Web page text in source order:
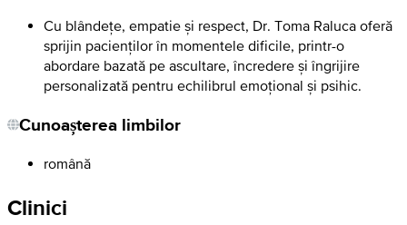
Cu blândețe, empatie și respect, Dr. Toma Raluca oferă
sprijin pacienților în momentele dificile, printr-o
abordare bazată pe ascultare, încredere și îngrijire
personalizată pentru echilibrul emoțional și psihic.
Cunoașterea limbilor
română
Clinici